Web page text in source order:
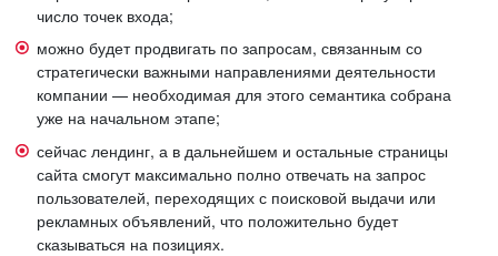
число точек входа;
можно будет продвигать по запросам, связанным со
стратегически важными направлениями деятельности
компании — необходимая для этого семантика собрана
уже на начальном этапе;
сейчас лендинг, а в дальнейшем и остальные страницы
сайта смогут максимально полно отвечать на запрос
пользователей, переходящих с поисковой выдачи или
рекламных объявлений, что положительно будет
сказываться на позициях.